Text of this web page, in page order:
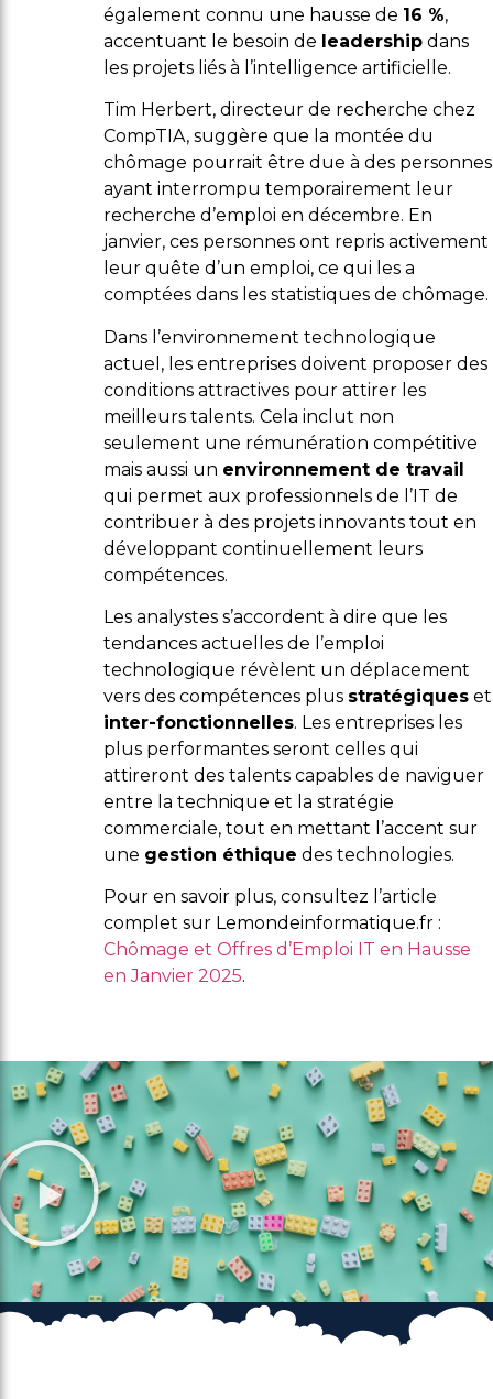
également connu une hausse de 16 %,
accentuant le besoin de leadership dans
les projets liés à l’intelligence artificielle.
Tim Herbert, directeur de recherche chez
CompTIA, suggère que la montée du
chômage pourrait être due à des personnes
ayant interrompu temporairement leur
recherche d’emploi en décembre. En
janvier, ces personnes ont repris activement
leur quête d’un emploi, ce qui les a
comptées dans les statistiques de chômage.
Dans l’environnement technologique
actuel, les entreprises doivent proposer des
conditions attractives pour attirer les
meilleurs talents. Cela inclut non
seulement une rémunération compétitive
mais aussi un environnement de travail
qui permet aux professionnels de l’IT de
contribuer à des projets innovants tout en
développant continuellement leurs
compétences.
Les analystes s’accordent à dire que les
tendances actuelles de l’emploi
technologique révèlent un déplacement
vers des compétences plus stratégiques et
inter-fonctionnelles. Les entreprises les
plus performantes seront celles qui
attireront des talents capables de naviguer
entre la technique et la stratégie
commerciale, tout en mettant l’accent sur
une gestion éthique des technologies.
Pour en savoir plus, consultez l’article
complet sur Lemondeinformatique.fr :
Chômage et Offres d’Emploi IT en Hausse
en Janvier 2025.